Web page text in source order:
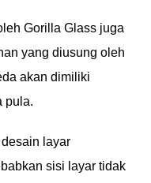
Gorilla Glass juga
yang diusung oleh
akan dimiliki
pula.
layar
sisi layar tidak